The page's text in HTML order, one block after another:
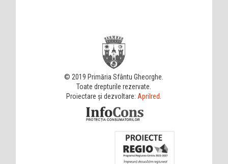
© 2019 Primăria Sfântu Gheorghe.
Toate drepturile rezervate.
Proiectare și dezvoltare: Aprilred